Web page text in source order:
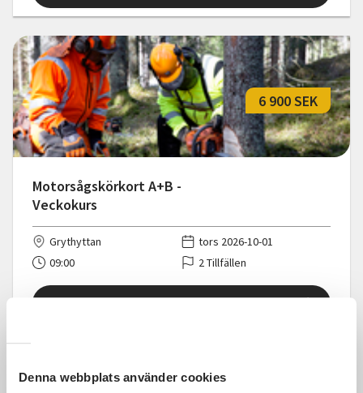
Denna webbplats använder cookies
Motorsågskörkort A+B -
Veckokurs
6 900 SEK
Grythyttan
tors 2026-10-01
09:00
2 Tillfällen
Läs mer och anmäl